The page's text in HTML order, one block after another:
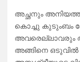
അച്ഛനും
കൊച്ചു കുടുംബം
അവരെല്ലാവരും
അങ്ങിനെ ഒടുവിൽ